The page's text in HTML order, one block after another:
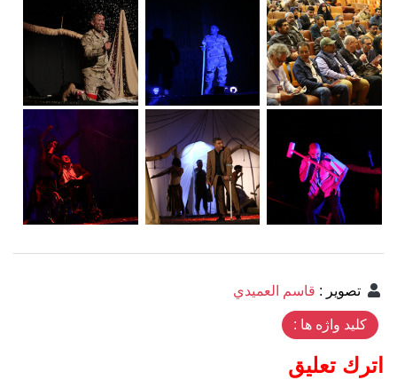
تصوير : قاسم العميدي
کلید واژه ها :
اترك تعليق